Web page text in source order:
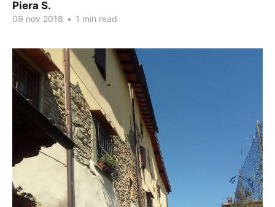
Piera S.
09 nov 2018 • 1 min read